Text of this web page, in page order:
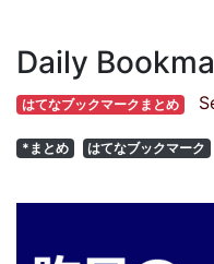
Daily
はてなブックマークまとめ
*まとめ はてなブックマーク